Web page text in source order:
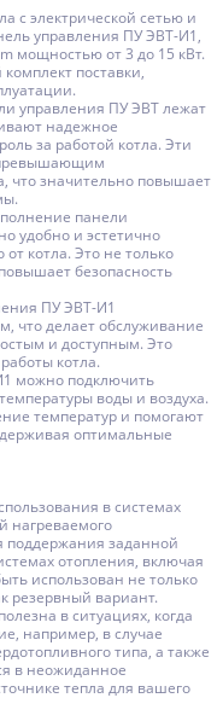
с электрической сетью и
управления ПУ ЭВТ-И1,
мощностью от 3 до 15 кВт.
поставки,
управления ПУ ЭВТ лежат
надежное
за работой котла. Эти
превышающим
что значительно повышает
панели
удобно и эстетично
котла. Это не только
безопасность
ПУ ЭВТ-И1
что делает обслуживание
и доступным. Это
котла.
можно подключить
воды и воздуха.
температур и помогают
оптимальные
в системах
нагреваемого
поддержания заданной
отопления, включая
использован не только
резервный вариант.
в ситуациях, когда
например, в случае
типа, а также
в неожиданное
тепла для вашего